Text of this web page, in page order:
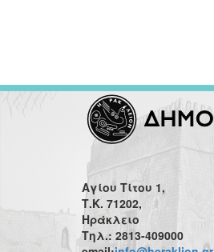
Αγίου Τίτου 1,
Τ.Κ. 71202,
Ηράκλειο
Τηλ.: 2813-409000